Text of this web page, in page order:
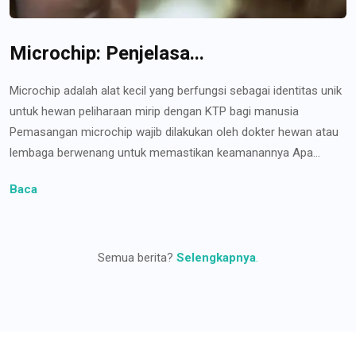
Microchip: Penjelasa...
Microchip adalah alat kecil yang berfungsi sebagai identitas unik
untuk hewan peliharaan mirip dengan KTP bagi manusia
Pemasangan microchip wajib dilakukan oleh dokter hewan atau
lembaga berwenang untuk memastikan keamanannya Apa...
Baca
Semua berita? Selengkapnya